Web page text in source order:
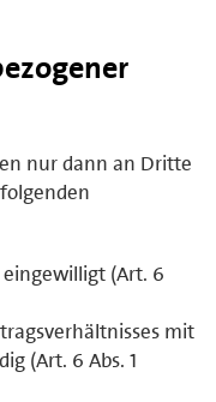
nur dann an Dritte
(Art. 6
mit
(Art. 6 Abs. 1